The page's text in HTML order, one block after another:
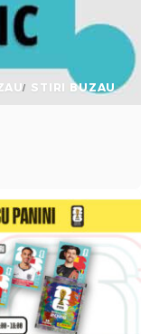
STIRI BUZAU